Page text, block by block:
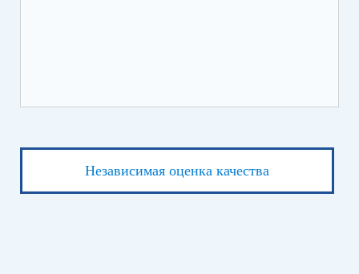
Независимая оценка качества